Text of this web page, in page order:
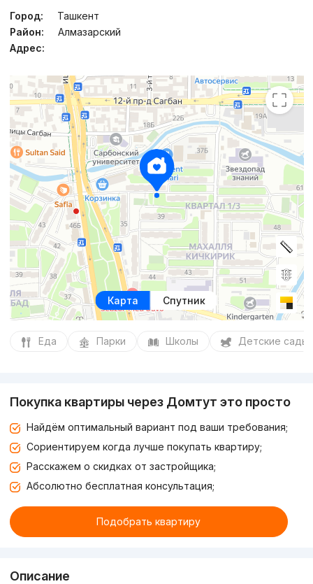
Город:
Ташкент
Район:
Алмазарский
Адрес:
Карта Спутник
Еда Парки Школы Детские сады
Покупка квартиры через Домтут это просто
Найдём оптимальный вариант под ваши требования;
Сориентируем когда лучше покупать квартиру;
Расскажем о скидках от застройщика;
Абсолютно бесплатная консультация;
Подобрать квартиру
Описание